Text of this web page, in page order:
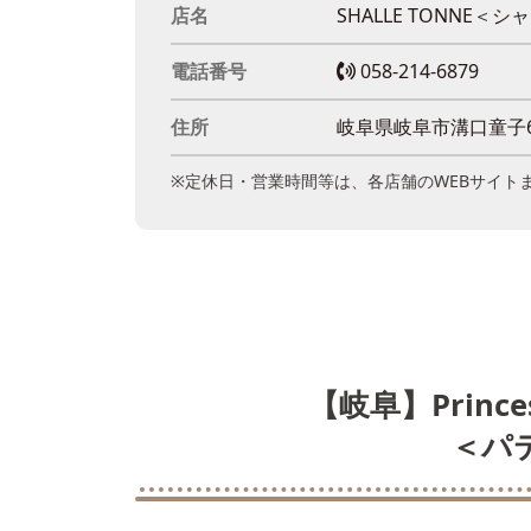
店名 SHALLE TONNE＜シ
電話番号 058-214-6879
住所 岐阜県岐阜市溝口童
※定休日・営業時間等は、各店舗のWEBサイト
【岐阜】
＜